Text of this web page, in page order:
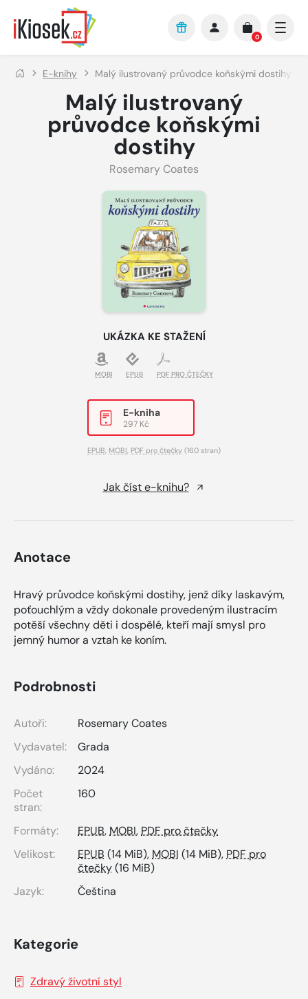
Přejít na hlavní obsah
0
E-knihy Malý ilustrovaný průvodce koňskými dostihy
Malý ilustrovaný
průvodce koňskými
dostihy
Rosemary Coates
UKÁZKA KE STAŽENÍ
MOBI EPUB PDF PRO ČTEČKY
E-kniha
297 Kč
EPUB, MOBI, PDF pro čtečky (160 stran)
Jak číst e-knihu?
Anotace
Hravý průvodce koňskými dostihy, jenž díky laskavým,
poťouchlým a vždy dokonale provedeným ilustracím
potěší všechny děti i dospělé, kteří mají smysl pro
jemný humor a vztah ke koním.
Podrobnosti
Autoři:
Rosemary Coates
Vydavatel:
Grada
Vydáno:
2024
Počet
stran:
160
Formáty: EPUB,MOBI,PDF pro čtečky
Velikost:
EPUB (14 MiB),MOBI (14 MiB),PDF pro
čtečky(16 MiB)
Jazyk:
Čeština
Kategorie
Zdravý životní styl